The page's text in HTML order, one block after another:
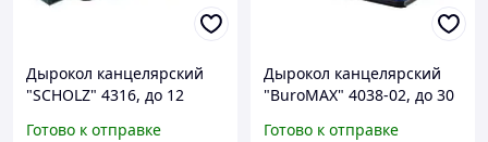
Дырокол канцелярский
"SСHOLZ" 4316, до 12
Готово к отправке
Дырокол канцелярский
"BuroMAX" 4038-02, до 30
Готово к отправке